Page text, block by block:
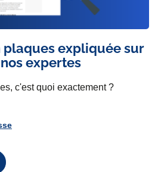
plaques expliquée sur
expertes
c'est quoi exactement ?